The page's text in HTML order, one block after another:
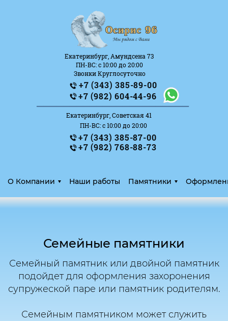
+7 (982) 604-44-96
+7 (343) 385-87-00
Екатеринбург, Амундсена 73
Екатеринбург, Советская 41
ПН-ВС: с 10:00 до 20:00
Звонки Круглосуточно
ПН-ВС: с 10:00 до 20:00
_______________________
+7 (982) 768-88-73
+7 (343) 385-89-00
О Компании Наши работы Памятники
Семейные памятники
Семейный памятник или двойной памятник
подойдет для оформления захоронения
супружеской паре или памятник родителям.
Семейным памятником может служить